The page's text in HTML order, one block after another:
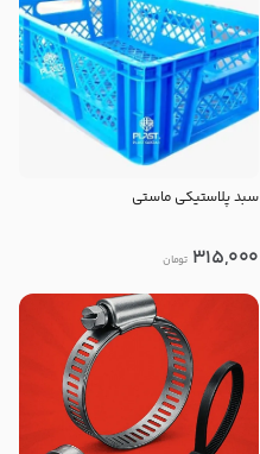
سبد پلاستیکی ماستی
315,000 تومان